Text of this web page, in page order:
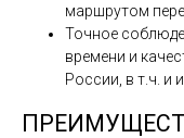
маршрутом
Точное
времени и
России, в т.ч. и